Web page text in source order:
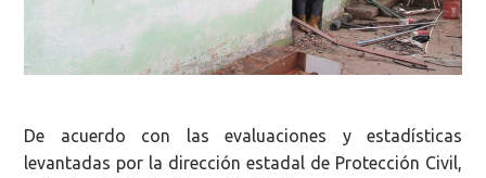
De acuerdo con las evaluaciones y estadísticas
levantadas por la dirección estadal de Protección Civil,